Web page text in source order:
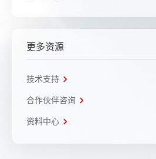
更多资源
技术支持
合作伙伴咨询
资料中心